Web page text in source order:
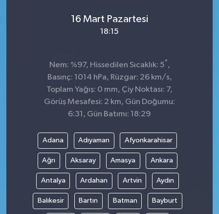
16 Mart Pazartesi
18:15
Nem: %97, Hissedilen Sıcaklık: 5° ,
Basınç: 1014 hPa, Rüzgar: 26 km/s,
Toplam Yağış: 0 mm, Çiy Noktası: 7,
Görüş Mesafesi: 2 km, Gün Doğumu:
6:31, Gün Batımı: 18:29
Adana Adıyaman Afyonkarahisar
Ağrı Aksaray Amasya Ankara
Antalya Ardahan Artvin Aydın
Balıkesir Bartın Batman Bayburt